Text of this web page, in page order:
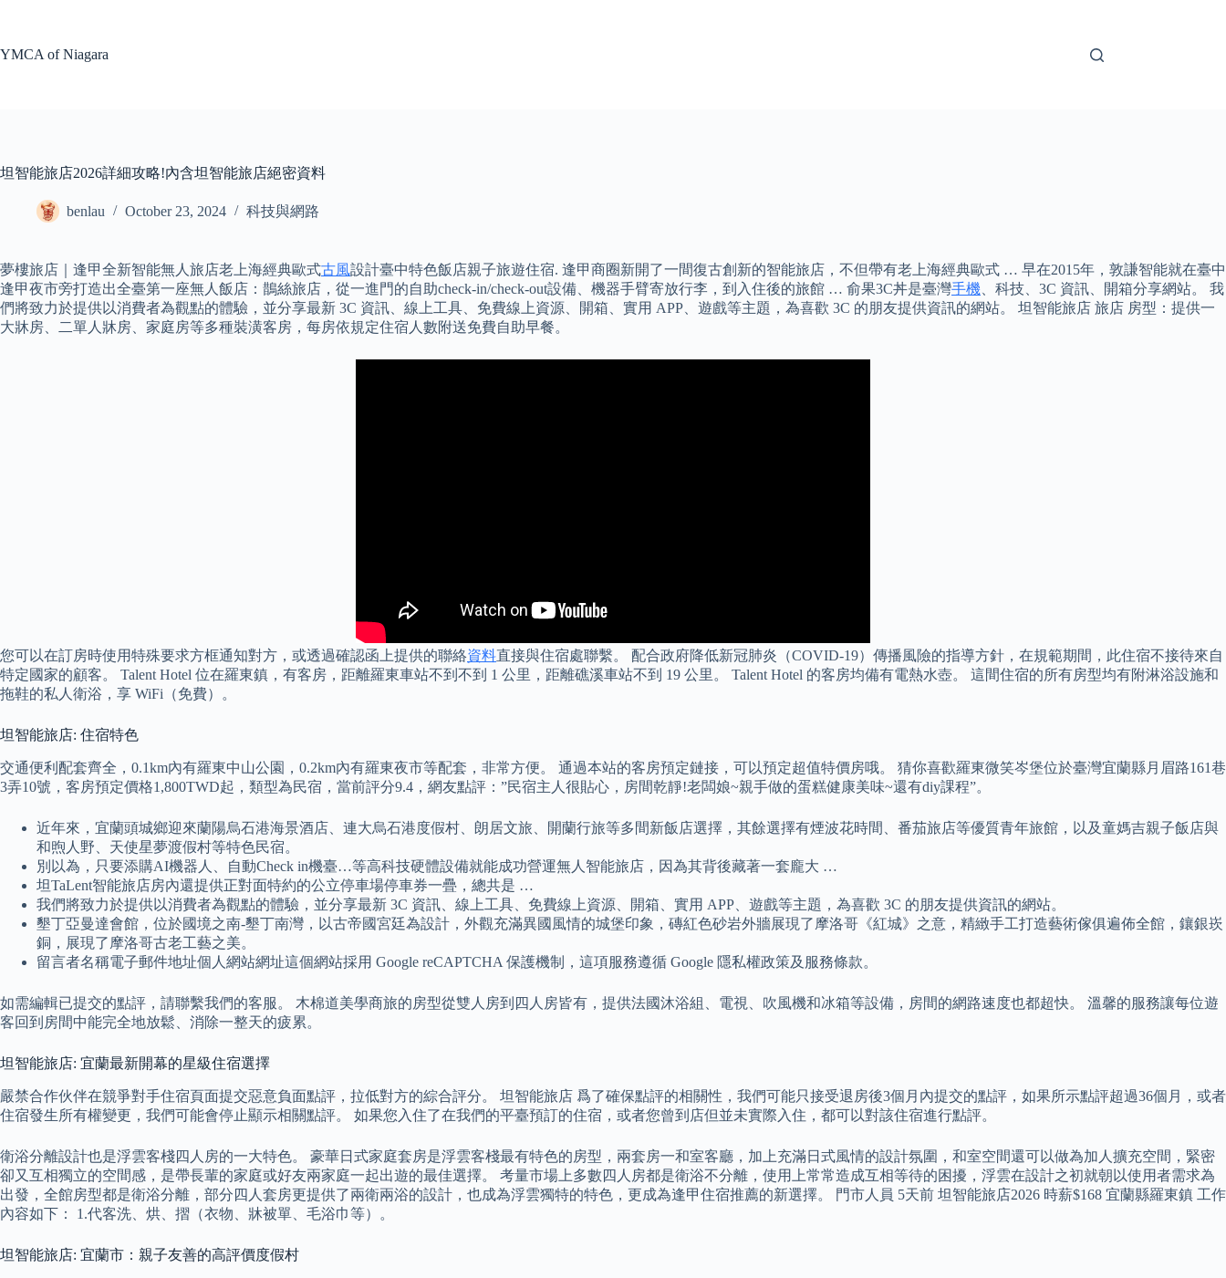
YMCA of Niagara
坦智能旅店2026詳細攻略!內含坦智能旅店絕密資料
benlau October 23, 2024 科技與網路
夢樓旅店｜逢甲全新智能無人旅店老上海經典歐式古風設計臺中特色飯店親子旅遊住宿. 逢甲商圈新開了一間復古創新的智能旅店，不但帶有老上海經典歐式 … 早在2015年，敦謙智能就在臺中
逢甲夜市旁打造出全臺第一座無人飯店：鵲絲旅店，從一進門的自助check-in/check-out設備、機器手臂寄放行李，到入住後的旅館 … 俞果3C丼是臺灣手機 、科技、3C 資訊、開箱分享網站。 我
們將致力於提供以消費者為觀點的體驗，並分享最新 3C 資訊、線上工具、免費線上資源、開箱、實用 APP、遊戲等主題，為喜歡 3C 的朋友提供資訊的網站。 坦智能旅店 旅店 房型：提供一
大牀房、二單人牀房、家庭房等多種裝潢客房，每房依規定住宿人數附送免費自助早餐。
您可以在訂房時使用特殊要求方框通知對方，或透過確認函上提供的聯絡資料直接與住宿處聯繫。 配合政府降低新冠肺炎（COVID-19）傳播風險的指導方針，在規範期間，此住宿不接待來自
特定國家的顧客。 Talent Hotel 位在羅東鎮，有客房，距離羅東車站不到不到 1 公里，距離礁溪車站不到 19 公里。 Talent Hotel 的客房均備有電熱水壺。 這間住宿的所有房型均有附淋浴設施和
拖鞋的私人衛浴，享 WiFi（免費）。
坦智能旅店: 住宿特色
交通便利配套齊全，0.1km內有羅東中山公園，0.2km內有羅東夜市等配套，非常方便。 通過本站的客房預定鏈接，可以預定超值特價房哦。 猜你喜歡羅東微笑岑堡位於臺灣宜蘭縣月眉路161巷
3弄10號，客房預定價格1,800TWD起，類型為民宿，當前評分9.4，網友點評：”民宿主人很貼心，房間乾靜!老闆娘~親手做的蛋糕健康美味~還有diy課程”。
近年來，宜蘭頭城鄉迎來蘭陽烏石港海景酒店、連大烏石港度假村、朗居文旅、開蘭行旅等多間新飯店選擇，其餘選擇有煙波花時間、番茄旅店等優質青年旅館，以及童媽吉親子飯店與
和煦人野、天使星夢渡假村等特色民宿。
別以為，只要添購AI機器人、自動Check in機臺…等高科技硬體設備就能成功營運無人智能旅店，因為其背後藏著一套龐大 …
坦TaLent智能旅店房內還提供正對面特約的公立停車場停車券一疊，總共是 …
我們將致力於提供以消費者為觀點的體驗，並分享最新 3C 資訊、線上工具、免費線上資源、開箱、實用 APP、遊戲等主題，為喜歡 3C 的朋友提供資訊的網站。
墾丁亞曼達會館，位於國境之南-墾丁南灣，以古帝國宮廷為設計，外觀充滿異國風情的城堡印象，磚紅色砂岩外牆展現了摩洛哥《紅城》之意，精緻手工打造藝術傢俱遍佈全館，鑲銀崁
銅，展現了摩洛哥古老工藝之美。
留言者名稱電子郵件地址個人網站網址這個網站採用 Google reCAPTCHA 保護機制，這項服務遵循 Google 隱私權政策及服務條款。
如需編輯已提交的點評，請聯繫我們的客服。 木棉道美學商旅的房型從雙人房到四人房皆有，提供法國沐浴組、電視、吹風機和冰箱等設備，房間的網路速度也都超快。 溫馨的服務讓每位遊
客回到房間中能完全地放鬆、消除一整天的疲累。
坦智能旅店: 宜蘭最新開幕的星級住宿選擇
嚴禁合作伙伴在競爭對手住宿頁面提交惡意負面點評，拉低對方的綜合評分。 坦智能旅店 爲了確保點評的相關性，我們可能只接受退房後3個月內提交的點評，如果所示點評超過36個月，或者
住宿發生所有權變更，我們可能會停止顯示相關點評。 如果您入住了在我們的平臺預訂的住宿，或者您曾到店但並未實際入住，都可以對該住宿進行點評。
衛浴分離設計也是浮雲客棧四人房的一大特色。 豪華日式家庭套房是浮雲客棧最有特色的房型，兩套房一和室客廳，加上充滿日式風情的設計氛圍，和室空間還可以做為加人擴充空間，緊密
卻又互相獨立的空間感，是帶長輩的家庭或好友兩家庭一起出遊的最佳選擇。 考量市場上多數四人房都是衛浴不分離，使用上常常造成互相等待的困擾，浮雲在設計之初就朝以使用者需求為
出發，全館房型都是衛浴分離，部分四人套房更提供了兩衛兩浴的設計，也成為浮雲獨特的特色，更成為逢甲住宿推薦的新選擇。 門市人員 5天前 坦智能旅店2026 時薪$168 宜蘭縣羅東鎮 工作
內容如下： 1.代客洗、烘、摺（衣物、牀被單、毛浴巾等）。
坦智能旅店: 宜蘭市：親子友善的高評價度假村